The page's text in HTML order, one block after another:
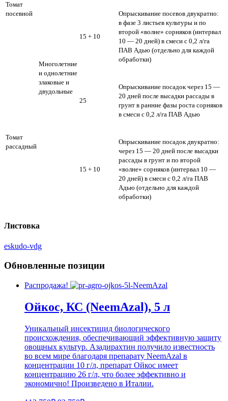
Томат
посевной
Многолетние
и однолетние
злаковые и
двудольные
15 + 10
Опрыскивание посевов двукратно:
в фазе 3 листьев культуры и по
второй «волне» сорняков (интервал
10 — 20 дней) в смеси с 0,2 л/га
ПАВ Адью (отдельно для каждой
обработки)
Томат
рассадный
25
Опрыскивание посадок через 15 —
20 дней после высадки рассады в
грунт в ранние фазы роста сорняков
в смеси с 0,2 л/га ПАВ Адью
15 + 10
Опрыскивание посадок двукратно:
через 15 — 20 дней после высадки
рассады в грунт и по второй
«волне» сорняков (интервал 10 —
20 дней) в смеси с 0,2 л/га ПАВ
Адью (отдельно для каждой
обработки)
Листовка
eskudo-vdg
Обновленные позиции
Распродажа!
Ойкос, КС (NeemAzal), 5 л
Уникальный инсектицид биологического
происхождения, обеспечивающий эффективную защиту
овощных культур. Азадирахтин получило известность
во всем мире благодаря препарату NeemAzal в
концентрации 10 г/л, препарат Ойкос имеет
концентрацию 26 г/л, что более эффективно и
экономично! Произведено в Италии.